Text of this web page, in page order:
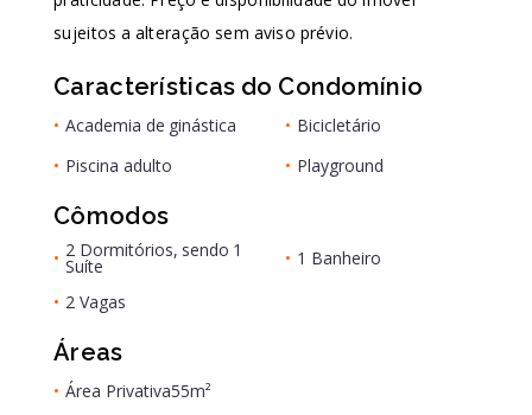
sujeitos a alteração sem aviso prévio.
Características do Condomínio
• Academia de ginástica • Bicicletário
• Piscina adulto • Playground
Cômodos
• 2 Dormitórios, sendo 1
Suíte • 1 Banheiro
• 2 Vagas
Áreas
• Área Privativa55m²